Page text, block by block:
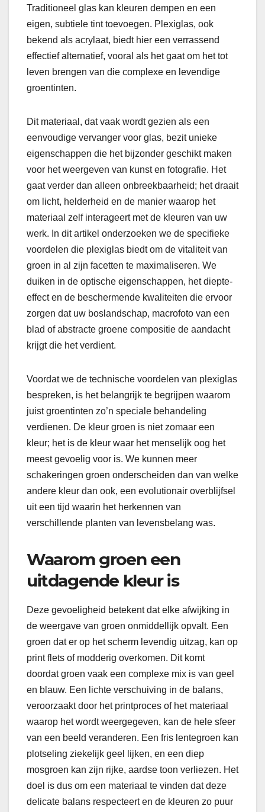
Traditioneel glas kan kleuren dempen en een
eigen, subtiele tint toevoegen. Plexiglas, ook
bekend als acrylaat, biedt hier een verrassend
effectief alternatief, vooral als het gaat om het tot
leven brengen van die complexe en levendige
groentinten.
Dit materiaal, dat vaak wordt gezien als een
eenvoudige vervanger voor glas, bezit unieke
eigenschappen die het bijzonder geschikt maken
voor het weergeven van kunst en fotografie. Het
gaat verder dan alleen onbreekbaarheid; het draait
om licht, helderheid en de manier waarop het
materiaal zelf interageert met de kleuren van uw
werk. In dit artikel onderzoeken we de specifieke
voordelen die plexiglas biedt om de vitaliteit van
groen in al zijn facetten te maximaliseren. We
duiken in de optische eigenschappen, het diepte-
effect en de beschermende kwaliteiten die ervoor
zorgen dat uw boslandschap, macrofoto van een
blad of abstracte groene compositie de aandacht
krijgt die het verdient.
Voordat we de technische voordelen van plexiglas
bespreken, is het belangrijk te begrijpen waarom
juist groentinten zo’n speciale behandeling
verdienen. De kleur groen is niet zomaar een
kleur; het is de kleur waar het menselijk oog het
meest gevoelig voor is. We kunnen meer
schakeringen groen onderscheiden dan van welke
andere kleur dan ook, een evolutionair overblijfsel
uit een tijd waarin het herkennen van
verschillende planten van levensbelang was.
Waarom groen een
uitdagende kleur is
Deze gevoeligheid betekent dat elke afwijking in
de weergave van groen onmiddellijk opvalt. Een
groen dat er op het scherm levendig uitzag, kan op
print flets of modderig overkomen. Dit komt
doordat groen vaak een complexe mix is van geel
en blauw. Een lichte verschuiving in de balans,
veroorzaakt door het printproces of het materiaal
waarop het wordt weergegeven, kan de hele sfeer
van een beeld veranderen. Een fris lentegroen kan
plotseling ziekelijk geel lijken, en een diep
mosgroen kan zijn rijke, aardse toon verliezen. Het
doel is dus om een materiaal te vinden dat deze
delicate balans respecteert en de kleuren zo puur